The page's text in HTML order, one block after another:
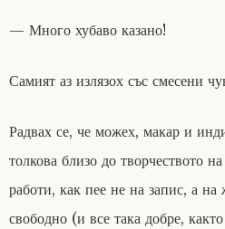
— Много хубаво казано!
Самият аз излязох със смесени
Радвах се, че можех, макар и
толкова близо до творчеството
работи, как пее не на запис, а
свободно (и все така добре,